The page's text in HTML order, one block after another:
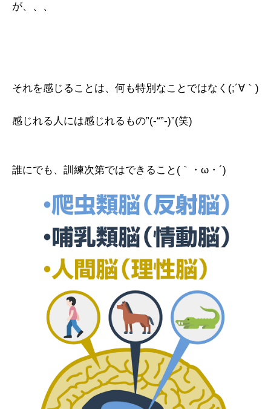
が、、、
それを感じることは、何も特別なことではなく(;´∀｀)
感じれる人には感じれるもの”(-“”-)”(笑)
誰にでも、訓練次第ではできること(｀・ω・´)ゞ